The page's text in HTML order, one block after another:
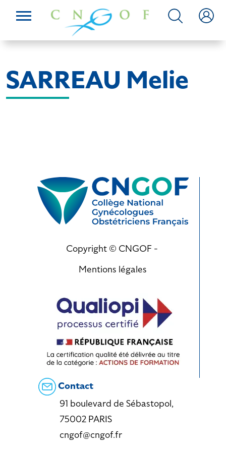
SARREAU Melie
Copyright © CNGOF -
Mentions légales
Contact
91 boulevard de Sébastopol,
75002 PARIS
cngof@cngof.fr